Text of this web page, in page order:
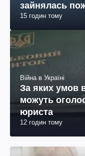
зайнялась
15 годин тому
Війна в Україні
За яких умов
можуть
юриста
12 годин тому